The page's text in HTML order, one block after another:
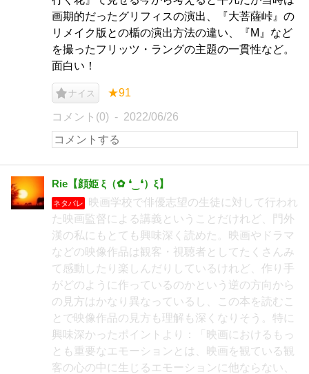
画期的だったグリフィスの演出、『大菩薩峠』の
リメイク版との楯の演出方法の違い、『M』など
を撮ったフリッツ・ラングの主題の一貫性など。
面白い！
ナイス ★91
コメント(0) 2022/06/26
Rie【顔姫 ξ（✿ ❛‿❛）ξ】
ネタバレ
映画学校で俳優志望の生徒に対して行われ
た映画監督による講義ということだけれど、門外
漢の私にもとても興味深く読めた。映画やドラマ
などの映像作品は観客・視聴者としてたくさんみ
て感動したり楽しんだりしているけれど、作り手
がどのように作っているのかという逆の方向から
の見方はかなり異なっているし、この本を読むこ
とで映像作品の見方も理解も深くなりそう。特に
興味深かったポイントより：「映画におけるもっ
とも重要なエモーションとは、映画を観ている観
客の心の中に生じるエモーションに他ならない、